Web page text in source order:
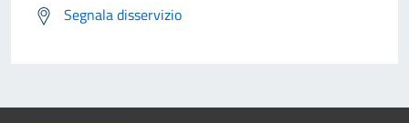
Segnala disservizio